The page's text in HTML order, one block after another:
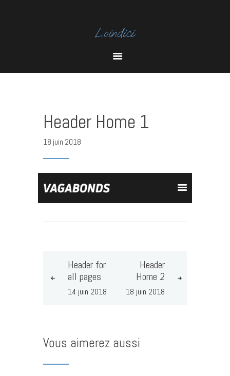
T
U
T
E
Header Home 1
18 juin 2018
Header for
all pages
14 juin 2018
Header
Home 2
18 juin 2018
Vous aimerez aussi